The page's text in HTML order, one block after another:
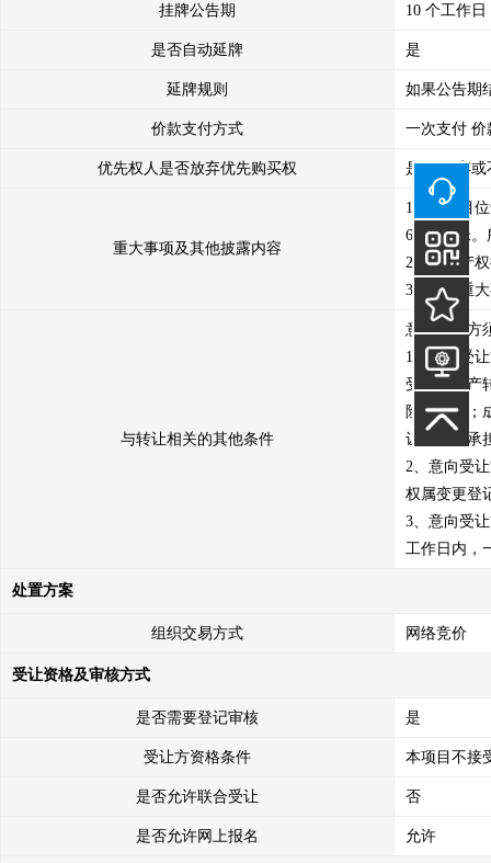
挂牌公告期 10 个工作日
是否自动延牌 是
延牌规则 如果公告期
价款支付方式 一次支付 价
优先权人是否放弃优先购买权 是 （放弃或
重大事项及其他披露内容
1、该项目
6.4平方米
2、房产产
3、其他重
与转让相关的其他条件
意向受让方
1、意向受
受本次资产
险和后果；
让方自行承
2、意向受
权属变更登
3、意向受
工作日内，
处置方案
组织交易方式 网络竞价
受让资格及审核方式
是否需要登记审核 是
受让方资格条件 本项目不接
是否允许联合受让 否
是否允许网上报名 允许